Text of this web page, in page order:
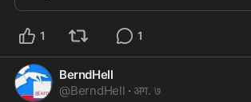
1 1
BerndHell
@BerndHell · अग. ७